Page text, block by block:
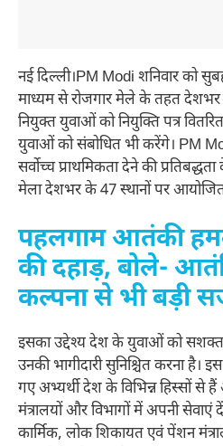
नई दिल्ली।PM Modi शनिवार को
माध्यम से रोजगार मेले के तहत
नियुक्त युवाओं को नियुक्ति पत्र
युवाओं को संबोधित भी करेंगे। PM
सर्वोच्च प्राथमिकता देने की
मेला देशभर के 47 स्थानों पर आयोजित
पहलगाम आतंकी
की दहाड़, बोले-
कल्पना से भी बड़ी
इसका उद्देश्य देश के युवाओं को सशक्त
उनकी भागीदारी सुनिश्चित करना है।
गए अभ्यर्थी देश के विभिन्न हिस्सों से
मंत्रालयों और विभागों में अपनी सेवाएं
कार्मिक, लोक शिकायत एवं पेंशन